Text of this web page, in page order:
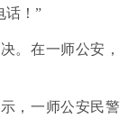
话！”
。在一师公安，
，一师公安民警